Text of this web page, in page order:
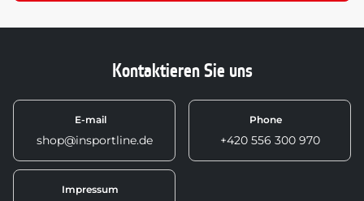
Kontaktieren Sie uns
E-mail
shop@insportline.de
Phone
+420 556 300 970
Impressum